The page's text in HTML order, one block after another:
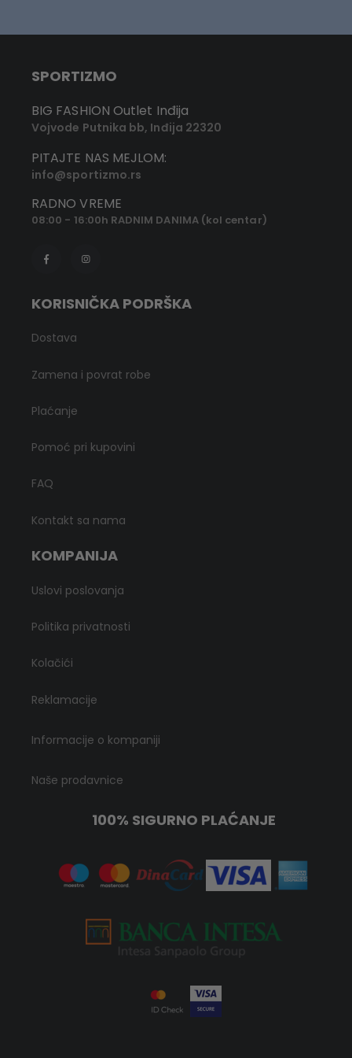
SPORTIZMO
BIG FASHION Outlet Inđija
Vojvode Putnika bb, Inđija 22320
PITAJTE NAS MEJLOM:
info@sportizmo.rs
RADNO VREME
08:00 - 16:00h RADNIM DANIMA (kol centar)
KORISNIČKA PODRŠKA
Dostava
Zamena i povrat robe
Plaćanje
Pomoć pri kupovini
FAQ
Kontakt sa nama
KOMPANIJA
Uslovi poslovanja
Politika privatnosti
Kolačići
Reklamacije
Informacije o kompaniji
Naše prodavnice
100% SIGURNO PLAĆANJE